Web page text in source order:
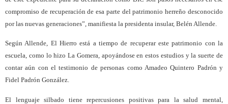
compromiso de recuperación de esa parte del patrimonio herreño desconocido
por las nuevas generaciones”, manifiesta la presidenta insular, Belén Allende.
Según Allende, El Hierro está a tiempo de recuperar este patrimonio con la
escuela, como lo hizo La Gomera, apoyándose en estos estudios y la suerte de
contar aún con el testimonio de personas como Amadeo Quintero Padrón y
Fidel Padrón González.
El lenguaje silbado tiene repercusiones positivas para la salud mental,